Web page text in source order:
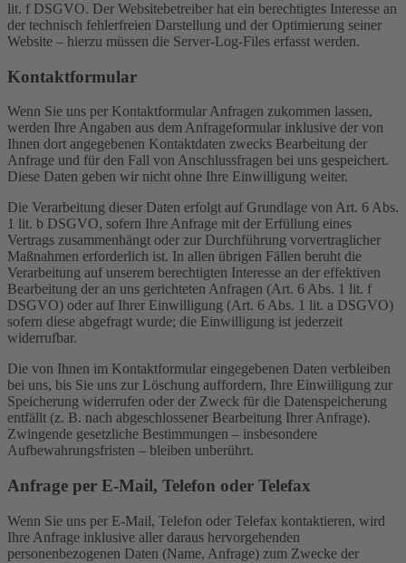
lit. f DSGVO. Der Websitebetreiber hat ein berechtigtes Interesse an
der technisch fehlerfreien Darstellung und der Optimierung seiner
Website – hierzu müssen die Server-Log-Files erfasst werden.
Kontaktformular
Wenn Sie uns per Kontaktformular Anfragen zukommen lassen,
werden Ihre Angaben aus dem Anfrageformular inklusive der von
Ihnen dort angegebenen Kontaktdaten zwecks Bearbeitung der
Anfrage und für den Fall von Anschlussfragen bei uns gespeichert.
Diese Daten geben wir nicht ohne Ihre Einwilligung weiter.
Die Verarbeitung dieser Daten erfolgt auf Grundlage von Art. 6 Abs.
1 lit. b DSGVO, sofern Ihre Anfrage mit der Erfüllung eines
Vertrags zusammenhängt oder zur Durchführung vorvertraglicher
Maßnahmen erforderlich ist. In allen übrigen Fällen beruht die
Verarbeitung auf unserem berechtigten Interesse an der effektiven
Bearbeitung der an uns gerichteten Anfragen (Art. 6 Abs. 1 lit. f
DSGVO) oder auf Ihrer Einwilligung (Art. 6 Abs. 1 lit. a DSGVO)
sofern diese abgefragt wurde; die Einwilligung ist jederzeit
widerrufbar.
Die von Ihnen im Kontaktformular eingegebenen Daten verbleiben
bei uns, bis Sie uns zur Löschung auffordern, Ihre Einwilligung zur
Speicherung widerrufen oder der Zweck für die Datenspeicherung
entfällt (z. B. nach abgeschlossener Bearbeitung Ihrer Anfrage).
Zwingende gesetzliche Bestimmungen – insbesondere
Aufbewahrungsfristen – bleiben unberührt.
Anfrage per E-Mail, Telefon oder Telefax
Wenn Sie uns per E-Mail, Telefon oder Telefax kontaktieren, wird
Ihre Anfrage inklusive aller daraus hervorgehenden
personenbezogenen Daten (Name, Anfrage) zum Zwecke der